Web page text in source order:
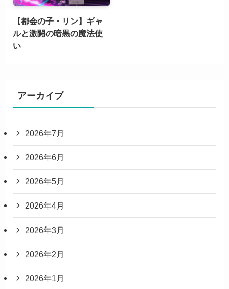
【都会の子・リン】ギャ
ルと激闘の暗黒の魔法使
い
アーカイブ
2026年7月
2026年6月
2026年5月
2026年4月
2026年3月
2026年2月
2026年1月